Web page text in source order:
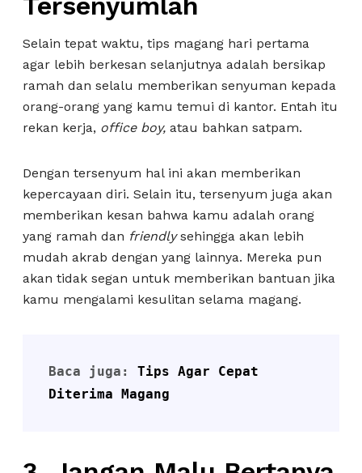
Selain tepat waktu, tips magang hari pertama
agar lebih berkesan selanjutnya adalah bersikap
ramah dan selalu memberikan senyuman kepada
orang-orang yang kamu temui di kantor. Entah itu
rekan kerja, office boy, atau bahkan satpam.
Dengan tersenyum hal ini akan memberikan
kepercayaan diri. Selain itu, tersenyum juga akan
memberikan kesan bahwa kamu adalah orang
yang ramah dan friendlysehingga akan lebih
mudah akrab dengan yang lainnya. Mereka pun
akan tidak segan untuk memberikan bantuan jika
kamu mengalami kesulitan selama magang.
Baca juga: Tips Agar Cepat
Diterima Magang